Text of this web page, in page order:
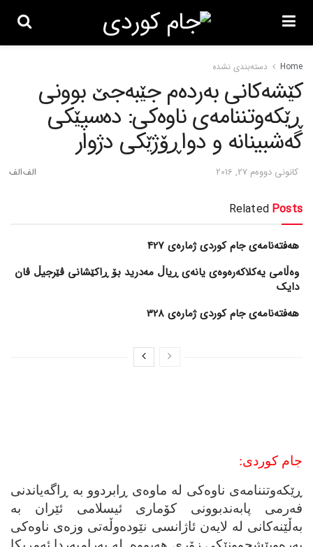
Home دسته‌بندی نشده
کێشه‌کانی به‌رده‌م جێبه‌جێ بوونی
ڕێکه‌وتننامه‌ی ناوه‌کی: ده‌سپێکی
گه‌شبینانه‌ و دواڕۆژێکی دژوار
كانونی دووه‌م 27, 2016
Related Posts
هەفتەنامەی جام کوردی ژمارەی 427
وەڵامی یەکلاکەرەوەی یانەی ڕیاڵ مەدرید بۆ ڕاکێشانی ڤێرجیڵ ڤان
دایک
هەفتەنامەی جام کوردی ژمارەی 328
جام کوردی:
ڕێکه‌وتننامه‌ی ناوه‌کی له‌ ماوه‌ی ڕابردوو به‌ ڕاگه‌یاندنی
فه‌رمی پابه‌ندبوونی کۆماری ئیسلامی ئێران به‌
به‌ڵێنه‌کانی له‌ لایه‌ن ئاژانسی نێوده‌وڵه‌تی وزه‌ی ناوه‌کی